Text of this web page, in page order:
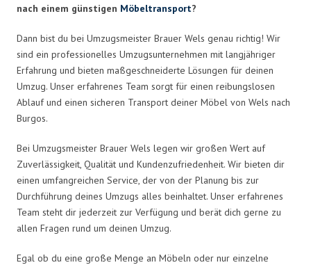
nach einem günstigen Möbeltransport?
Dann bist du bei Umzugsmeister Brauer Wels genau richtig! Wir
sind ein professionelles Umzugsunternehmen mit langjähriger
Erfahrung und bieten maßgeschneiderte Lösungen für deinen
Umzug. Unser erfahrenes Team sorgt für einen reibungslosen
Ablauf und einen sicheren Transport deiner Möbel von Wels nach
Burgos.
Bei Umzugsmeister Brauer Wels legen wir großen Wert auf
Zuverlässigkeit, Qualität und Kundenzufriedenheit. Wir bieten dir
einen umfangreichen Service, der von der Planung bis zur
Durchführung deines Umzugs alles beinhaltet. Unser erfahrenes
Team steht dir jederzeit zur Verfügung und berät dich gerne zu
allen Fragen rund um deinen Umzug.
Egal ob du eine große Menge an Möbeln oder nur einzelne